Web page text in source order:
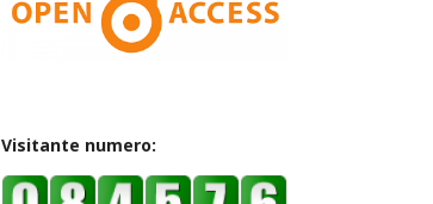
Visitante numero: